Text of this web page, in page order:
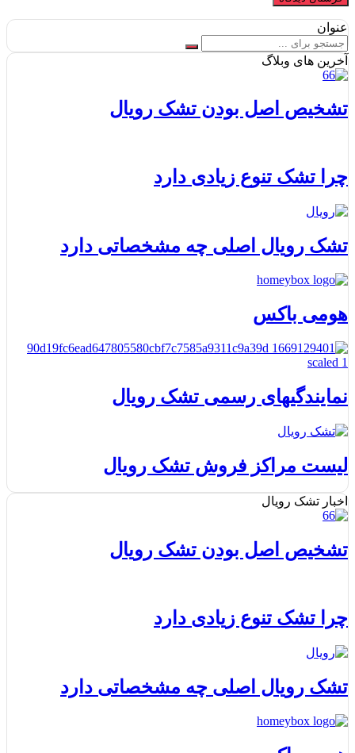
عنوان
آخرین های وبلاگ
تشخیص اصل بودن تشک رویال
چرا تشک تنوع زیادی دارد
تشک رویال اصلی چه مشخصاتی دارد
هومی باکس
نمایندگیهای رسمی تشک رویال
لیست مراکز فروش تشک رویال
اخبار تشک رویال
تشخیص اصل بودن تشک رویال
چرا تشک تنوع زیادی دارد
تشک رویال اصلی چه مشخصاتی دارد